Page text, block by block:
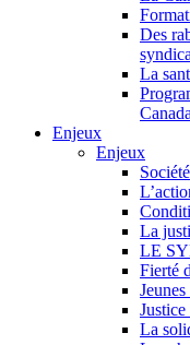
Des
La
Canada
Enjeux
Enjeux
La
LE
Fierté
La